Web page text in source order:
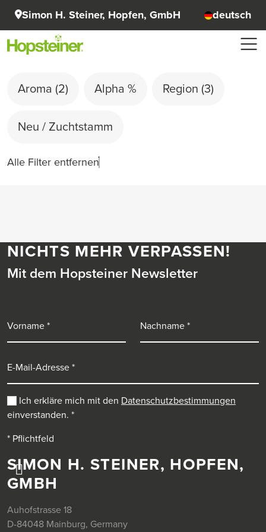
Simon H. Steiner, Hopfen, GmbH deutsch
Aroma (2) Alpha % Region (3)
Neu / Zuchtstamm
Alle Filter entfernen
SIMON H. STEINER, HOPFEN,
GMBH
Auhofstrasse 18
D-84048 Mainburg, Germany
NICHTS MEHR VERPASSEN!
Mit dem Hopsteiner Newsletter
Ich erkläre mich mit den Datenschutzbestimmungen
einverstanden. *
* Pflichtfeld